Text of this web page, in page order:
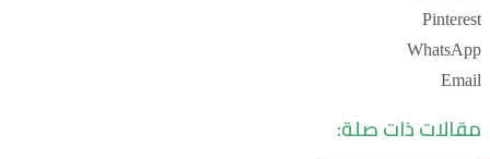
Pinterest
WhatsApp
Email
مقالات ذات صلة: